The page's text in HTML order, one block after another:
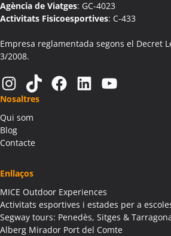
Colònies Escolars Aín
Activitats Teambuilding Empreses
Activitats Família Amics Aitona
Colònies Escolars Aitona
Activitats Teambuilding Empreses Alàs
Activitats Família Amics Alàs i Cerc
Colònies Escolars Alàs i Cerc
Activitats Teambuilding Empreses
Activitats Família Amics Albagés
Colònies Escolars Albanyà
Activitats Teambuilding Empreses
Activitats Família Amics Albatàrrec
Agència de Viatges: GC-4023
Activitats Fisicoesportives: C-433
Empresa reglamentada segons el Decret
3/2008.
Instagram TikTok Facebook LinkedIn YouTube
Nosaltres
Qui som
Blog
Contacte
Enllaços
MICE Outdoor Experiences
Activitats esportives i estades per a
Segway tours: Penedès, Sitges &
Alberg Mirador Port del Comte